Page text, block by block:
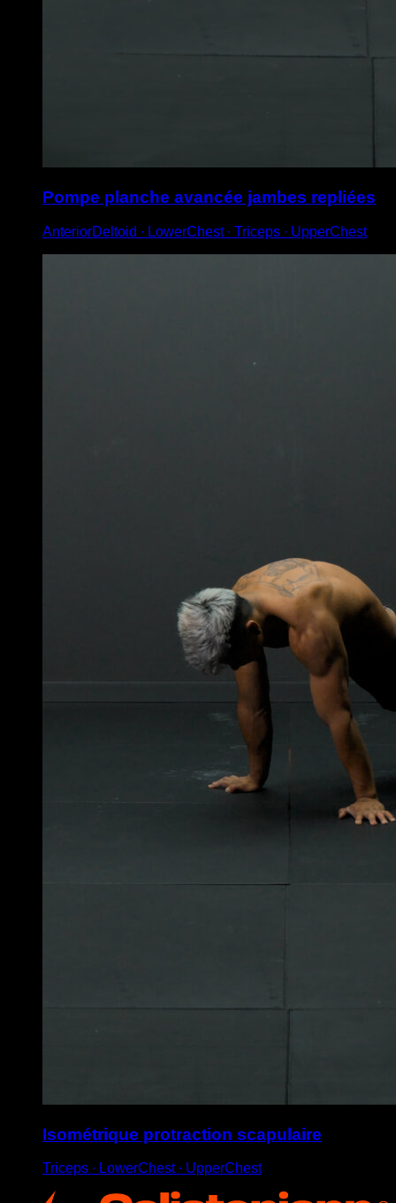
Pompe planche avancée jambes repliées
AnteriorDeltoid ∙ LowerChest ∙ Triceps ∙ UpperChest
Isométrique protraction scapulaire
Triceps ∙ LowerChest ∙ UpperChest